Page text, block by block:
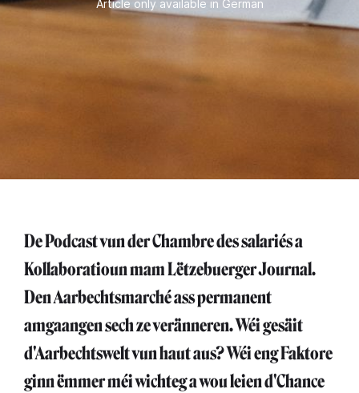
Article only available in German
De Podcast vun der Chambre des salariés a
Kollaboratioun mam Lëtzebuerger Journal.
Den Aarbechtsmarché ass permanent
amgaangen sech ze veränneren. Wéi gesäit
d'Aarbechtswelt vun haut aus? Wéi eng Faktore
ginn ëmmer méi wichteg a wou leien d'Chance